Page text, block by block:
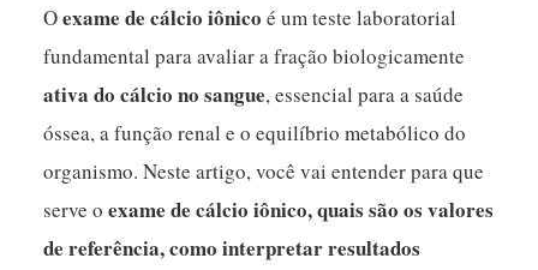
Oexame de cálcio iônico é um teste laboratorial
fundamental para avaliar a fração biologicamente
ativa do cálcio no sangue, essencial para a saúde
óssea, a função renal e o equilíbrio metabólico do
organismo. Neste artigo, você vai entender para que
serve oexame de cálcio iônico, quais são os valores
de referência, como interpretar resultados